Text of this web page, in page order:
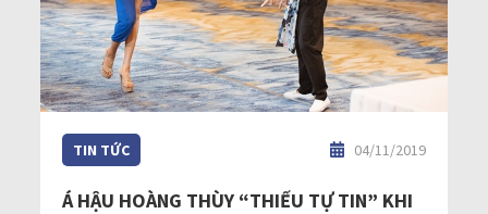
TIN TỨC 04/11/2019
Á HẬU HOÀNG THÙY “THIẾU TỰ TIN” KHI